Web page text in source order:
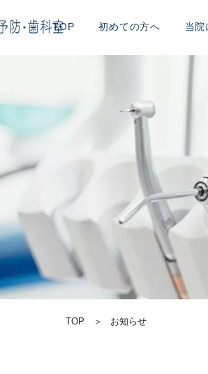
TOP 初めての方へ 当院
TOP お知らせ